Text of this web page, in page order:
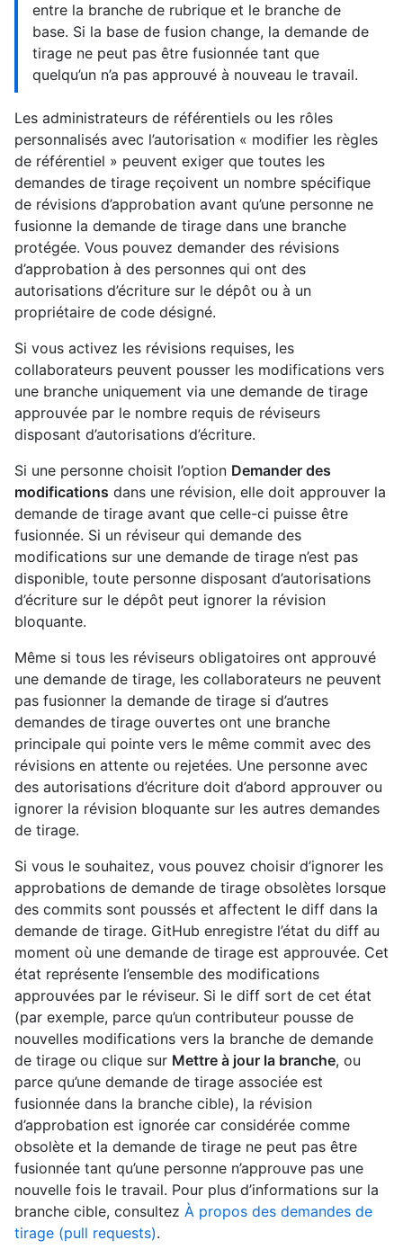
entre la branche de rubrique et le branche de
base. Si la base de fusion change, la demande de
tirage ne peut pas être fusionnée tant que
quelqu’un n’a pas approuvé à nouveau le travail.
Les administrateurs de référentiels ou les rôles
personnalisés avec l’autorisation « modifier les règles
de référentiel » peuvent exiger que toutes les
demandes de tirage reçoivent un nombre spécifique
de révisions d’approbation avant qu’une personne ne
fusionne la demande de tirage dans une branche
protégée. Vous pouvez demander des révisions
d’approbation à des personnes qui ont des
autorisations d’écriture sur le dépôt ou à un
propriétaire de code désigné.
Si vous activez les révisions requises, les
collaborateurs peuvent pousser les modifications vers
une branche uniquement via une demande de tirage
approuvée par le nombre requis de réviseurs
disposant d’autorisations d’écriture.
Si une personne choisit l’option Demander des
modifications dans une révision, elle doit approuver la
demande de tirage avant que celle-ci puisse être
fusionnée. Si un réviseur qui demande des
modifications sur une demande de tirage n’est pas
disponible, toute personne disposant d’autorisations
d’écriture sur le dépôt peut ignorer la révision
bloquante.
Même si tous les réviseurs obligatoires ont approuvé
une demande de tirage, les collaborateurs ne peuvent
pas fusionner la demande de tirage si d’autres
demandes de tirage ouvertes ont une branche
principale qui pointe vers le même commit avec des
révisions en attente ou rejetées. Une personne avec
des autorisations d’écriture doit d’abord approuver ou
ignorer la révision bloquante sur les autres demandes
de tirage.
Si vous le souhaitez, vous pouvez choisir d’ignorer les
approbations de demande de tirage obsolètes lorsque
des commits sont poussés et affectent le diff dans la
demande de tirage. GitHub enregistre l’état du diff au
moment où une demande de tirage est approuvée. Cet
état représente l’ensemble des modifications
approuvées par le réviseur. Si le diff sort de cet état
(par exemple, parce qu’un contributeur pousse de
nouvelles modifications vers la branche de demande
de tirage ou clique sur Mettre à jour la branche, ou
parce qu’une demande de tirage associée est
fusionnée dans la branche cible), la révision
d’approbation est ignorée car considérée comme
obsolète et la demande de tirage ne peut pas être
fusionnée tant qu’une personne n’approuve pas une
nouvelle fois le travail. Pour plus d’informations sur la
branche cible, consultez À propos des demandes de
tirage (pull requests).